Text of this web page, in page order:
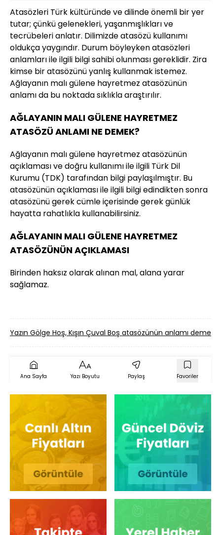
Atasözleri Türk kültüründe ve dilinde önemli bir yer
tutar; çünkü gelenekleri, yaşanmışlıkları ve
tecrübeleri anlatır. Dilimizde atasözü kullanımı
oldukça yaygındır. Durum böyleyken atasözleri
anlamları ile ilgili bilgi sahibi olunması gereklidir. Zira
kimse bir atasözünü yanlış kullanmak istemez.
Ağlayanın malı gülene hayretmez atasözünün
anlamı da bu noktada sıklıkla araştırılır.
AĞLAYANIN MALI GÜLENE HAYRETMEZ
ATASÖZÜ ANLAMI NE DEMEK?
Ağlayanın malı gülene hayretmez atasözünün
açıklaması ve doğru kullanımı ile ilgili Türk Dil
Kurumu (TDK) tarafından bilgi paylaşılmıştır. Bu
atasözünün açıklaması ile ilgili bilgi edindikten sonra
atasözünü gerek cümle içerisinde gerek günlük
hayatta rahatlıkla kullanabilirsiniz.
AĞLAYANIN MALI GÜLENE HAYRETMEZ
ATASÖZÜNÜN AÇIKLAMASI
Birinden haksız olarak alınan mal, alana yarar
sağlamaz.
Yazın Gölge Hoş, Kışın Çuval Boş atasözünün anlamı demek?
Ana Sayfa Yazı Boyutu Paylaş Favoriler